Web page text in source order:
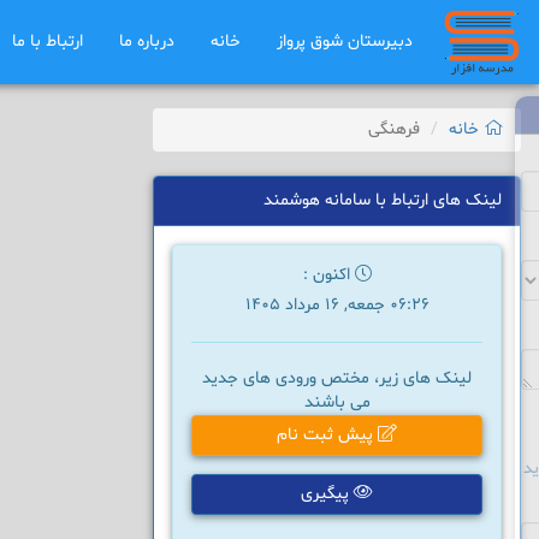
دبیرستان شوق ﭘرواز خانه درباره ما ارتباط با ما
خانه فرهنگی
لینک های ارتباط با سامانه هوشمند
اکنون :
06:26 جمعه, 16 مرداد 1405
لینک های زیر، مختص ورودی های جدید
می باشند
پیش ثبت نام
پیگیری